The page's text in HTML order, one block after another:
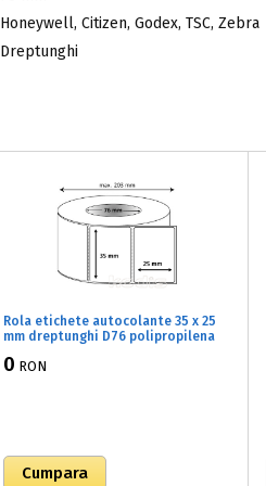
Honeywell, Citizen, Godex, TSC, Zebra
Dreptunghi
Rola etichete autocolante 35 x 25
mm dreptunghi D76 polipropilena
buc/rola (72x035025)
0 RON